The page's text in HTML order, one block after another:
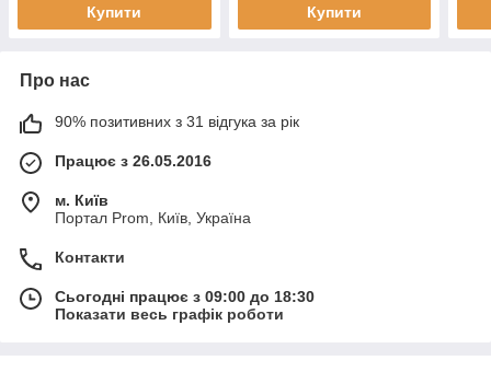
Купити Купити
Про нас
90% позитивних з 31 відгука за рік
Працює з 26.05.2016
м. Київ
Портал Prom, Київ, Україна
Контакти
Сьогодні працює з 09:00 до 18:30
Показати весь графік роботи